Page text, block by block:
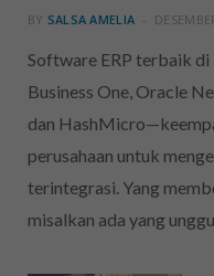
BY SALSA AMELIA
Software ERP terbaik
Business One, Oracle
dan
perusahaan untuk
terintegrasi. Yang
misalkan ada yang